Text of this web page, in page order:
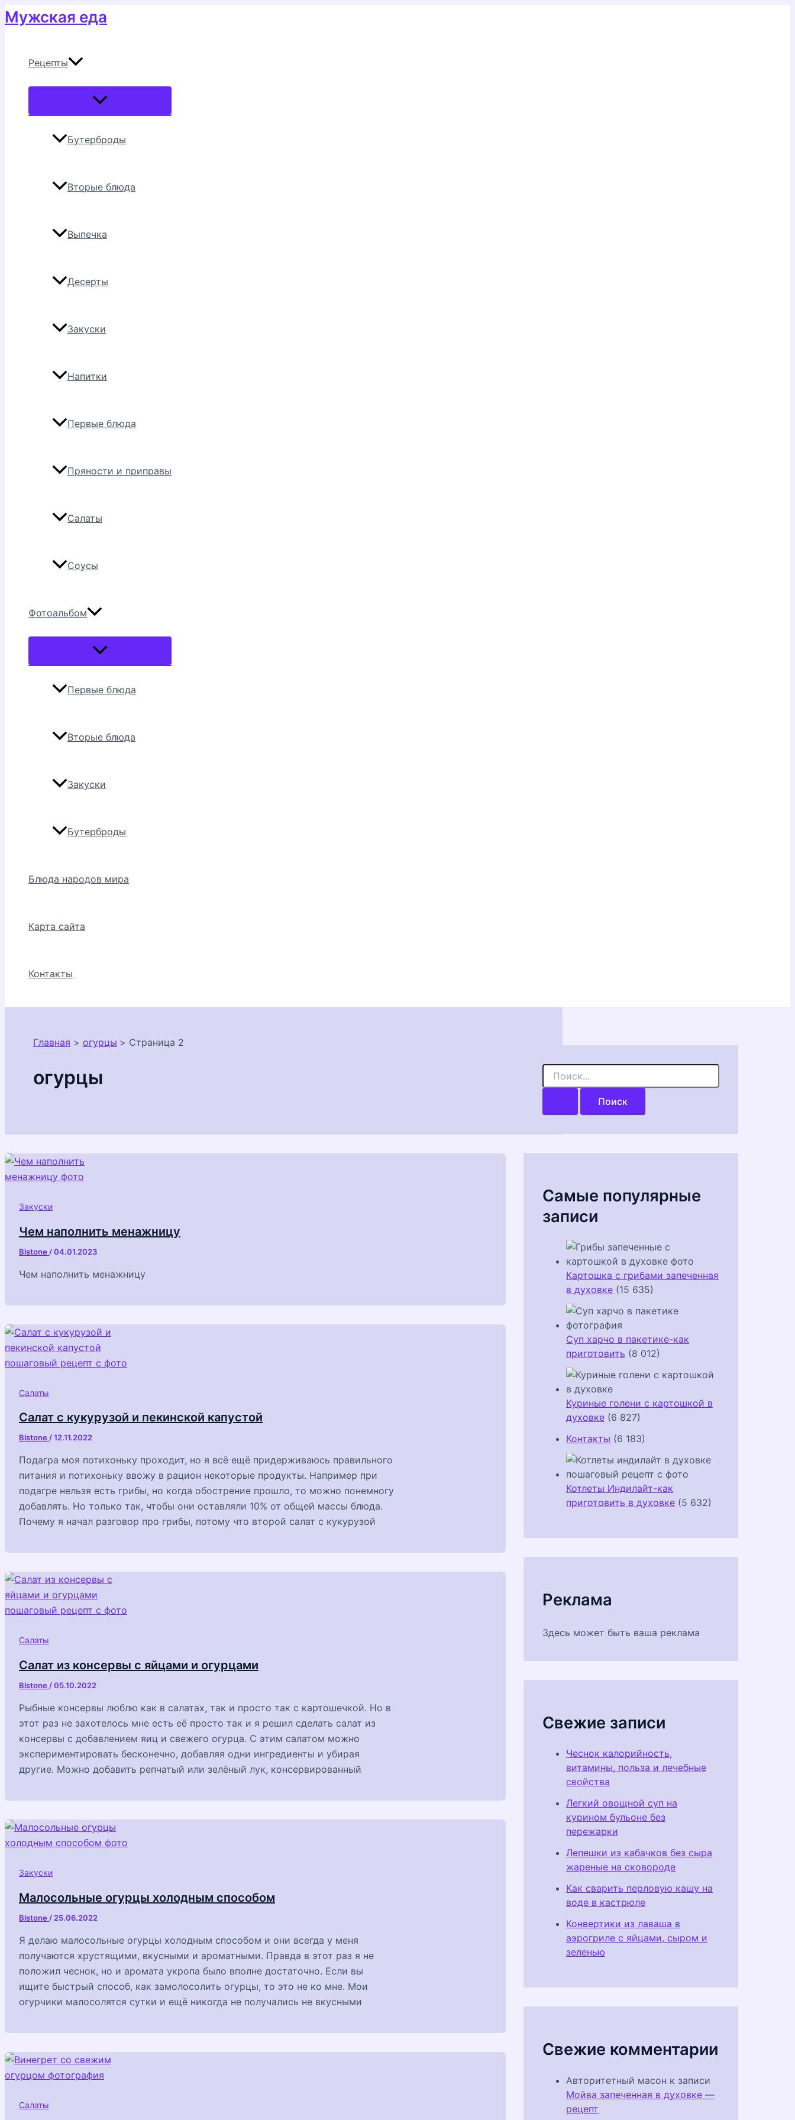
Перейти
к
Мужская еда
Рецепты
Переключатель
Бутерброды
Вторые блюда
Выпечка
Десерты
Закуски
Напитки
Первые блюда
Пряности и приправы
Салаты
Соусы
Фотоальбом
Переключатель
Первые блюда
Вторые блюда
Закуски
Бутерброды
Блюда народов мира
Карта сайта
Контакты
Главная огурцы Страница 2
огурцы
Закуски
Чем наполнить менажницу
Blstone /04.01.2023
Чем наполнить менажницу
Салаты
Салат с кукурузой и пекинской капустой
Blstone /12.11.2022
Подагра моя потихоньку проходит, но я всё ещё придерживаюсь правильного
питания и потихоньку ввожу в рацион некоторые продукты. Например при
подагре нельзя есть грибы, но когда обострение прошло, то можно понемногу
добавлять. Но только так, чтобы они оставляли 10% от общей массы блюда.
Почему я начал разговор про грибы, потому что второй салат с кукурузой
Салаты
Салат из консервы с яйцами и огурцами
Blstone /05.10.2022
Рыбные консервы люблю как в салатах, так и просто так с картошечкой. Но в
этот раз не захотелось мне есть её просто так и я решил сделать салат из
консервы с добавлением яиц и свежего огурца. С этим салатом можно
экспериментировать бесконечно, добавляя одни ингредиенты и убирая
другие. Можно добавить репчатый или зелёный лук, консервированный
Закуски
Малосольные огурцы холодным способом
Blstone / 25.06.2022
Я делаю малосольные огурцы холодным способом и они всегда у меня
получаются хрустящими, вкусными и ароматными. Правда в этот раз я не
положил чеснок, но и аромата укропа было вполне достаточно. Если вы
ищите быстрый способ, как замолосолить огурцы, то это не ко мне. Мои
огурчики малосолятся сутки и ещё никогда не получались не вкусными
Салаты
П
и
к
Самые популярные
записи
Картошка с грибами запеченная
в духовке (15 635)
Суп харчо в пакетике-как
приготовить (8 012)
Куриные голени с картошкой в
духовке (6 827)
Контакты (6 183)
Котлеты Индилайт-как
приготовить в духовке (5 632)
Реклама
Здесь может быть ваша реклама
Свежие записи
Чеснок калорийность,
витамины, польза и лечебные
свойства
Легкий овощной суп на
курином бульоне без
пережарки
Лепешки из кабачков без сыра
жареные на сковороде
Как сварить перловую кашу на
воде в кастрюле
Конвертики из лаваша в
аэрогриле с яйцами, сыром и
зеленью
Свежие комментарии
Авторитетный масон к записи
Мойва запеченная в духовке —
рецепт